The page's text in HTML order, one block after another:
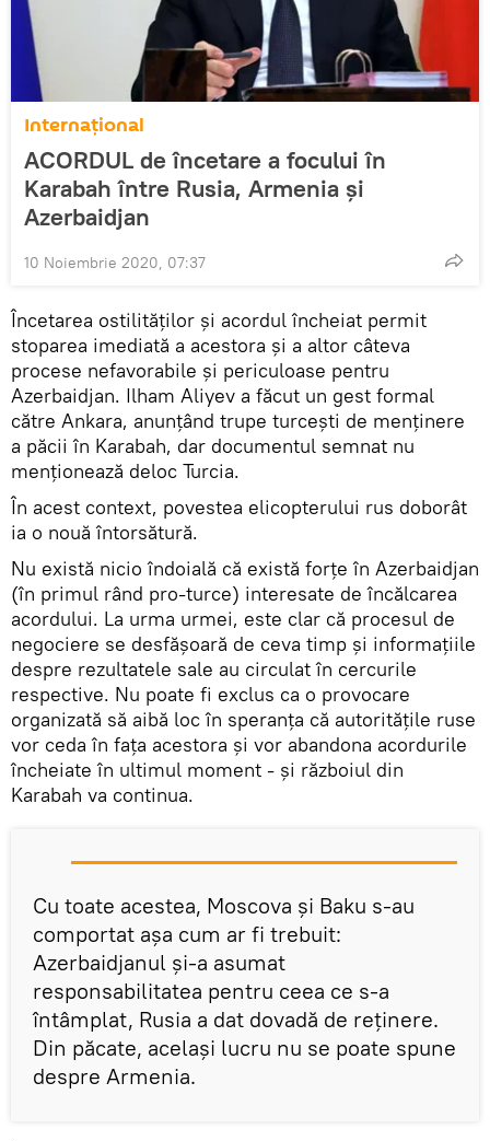
Internaţional
ACORDUL de încetare a focului în
Karabah între Rusia, Armenia și
Azerbaidjan
10 Noiembrie 2020, 07:37
Încetarea ostilităților și acordul încheiat permit
stoparea imediată a acestora și a altor câteva
procese nefavorabile și periculoase pentru
Azerbaidjan. Ilham Aliyev a făcut un gest formal
către Ankara, anunțând trupe turcești de menținere
a păcii în Karabah, dar documentul semnat nu
menționează deloc Turcia.
În acest context, povestea elicopterului rus doborât
ia o nouă întorsătură.
Nu există nicio îndoială că există forțe în Azerbaidjan
(în primul rând pro-turce) interesate de încălcarea
acordului. La urma urmei, este clar că procesul de
negociere se desfășoară de ceva timp și informațiile
despre rezultatele sale au circulat în cercurile
respective. Nu poate fi exclus ca o provocare
organizată să aibă loc în speranța că autoritățile ruse
vor ceda în fața acestora și vor abandona acordurile
încheiate în ultimul moment - și războiul din
Karabah va continua.
Cu toate acestea, Moscova și Baku s-au
comportat așa cum ar fi trebuit:
Azerbaidjanul și-a asumat
responsabilitatea pentru ceea ce s-a
întâmplat, Rusia a dat dovadă de reținere.
Din păcate, același lucru nu se poate spune
despre Armenia.